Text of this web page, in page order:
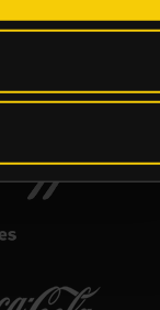
und weiteren